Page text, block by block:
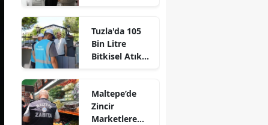
Tuzla'da 105
Bin Litre
Bitkisel Atık
Maltepe’de
Zincir
Marketlere